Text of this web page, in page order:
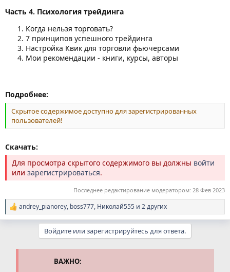
Часть 4. Психология трейдинга
Когда нельзя торговать?
7 принципов успешного трейдинга
Настройка Квик для торговли фьючерсами
Мои рекомендации - книги, курсы, авторы
Подробнее:
Скрытое содержимое доступно для зарегистрированных
пользователей!
Скачать:
Для просмотра скрытого содержимого вы должны войти
или зарегистрироваться.
Последнее редактирование модератором: 28 Фев 2023
Р
е
andrey_pianorey, boss777, Николай555 и 2 других
Войдите или зарегистрируйтесь для ответа.
ВАЖНО: